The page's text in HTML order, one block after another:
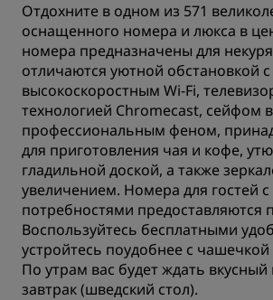
Отдохните в одном из 571
оснащенного номера и люкса в
номера предназначены для
отличаются уютной обстановкой
высокоскоростным Wi-Fi,
технологией Chromecast, сейфом
профессиональным феном,
для приготовления чая и кофе,
гладильной доской, а также
увеличением. Номера для гостей
потребностями предоставляются
Воспользуйтесь бесплатными
устройтесь поудобнее с
По утрам вас будет ждать
завтрак (шведский стол).